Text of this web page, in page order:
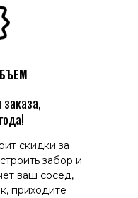
скидки за
забор и
ваш сосед,
приходите